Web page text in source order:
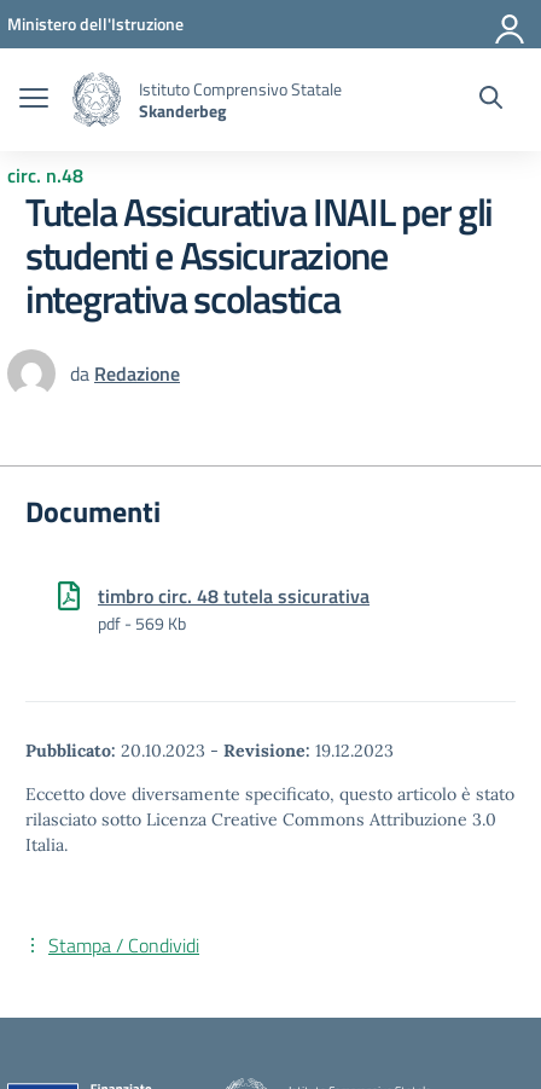
Vai ai contenuti
Vai al menu di navigazione
Vai al footer
Ministero dell'Istruzione
Istituto Comprensivo Statale
Skanderbeg
circ. n.48
Tutela Assicurativa INAIL per gli
studenti e Assicurazione
integrativa scolastica
da Redazione
Documenti
timbro circ. 48 tutela ssicurativa
pdf - 569 Kb
Pubblicato: 20.10.2023 - Revisione: 19.12.2023
Eccetto dove diversamente specificato, questo articolo è stato
rilasciato sotto Licenza Creative Commons Attribuzione 3.0
Italia.
Stampa / Condividi